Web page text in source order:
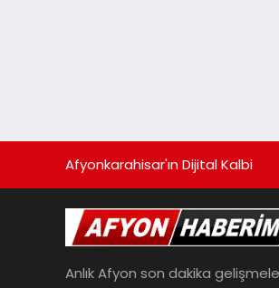
Afyonkarahisar'ın Dijital Kalbi
Anlık Afyon son dakika